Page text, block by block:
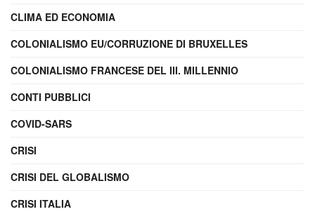
CLIMA ED ECONOMIA
COLONIALISMO EU/CORRUZIONE DI BRUXELLES
COLONIALISMO FRANCESE DEL III. MILLENNIO
CONTI PUBBLICI
COVID-SARS
CRISI
CRISI DEL GLOBALISMO
CRISI ITALIA